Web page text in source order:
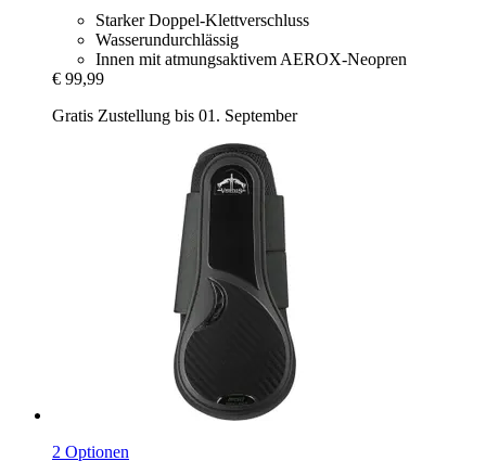
Starker Doppel-Klettverschluss
Wasserundurchlässig
Innen mit atmungsaktivem AEROX-Neopren
€ 99,99
Gratis Zustellung bis 01. September
2 Optionen